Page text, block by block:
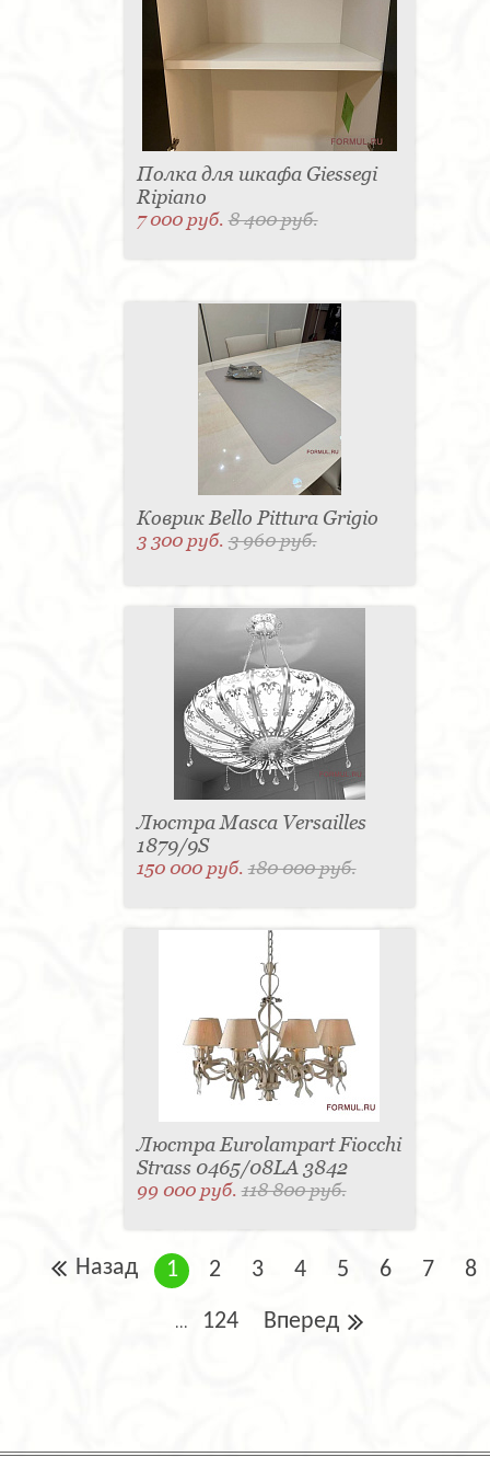
Полка для шкафа Giessegi
Ripiano
7 000 руб.8 400 руб.
Коврик Bello Pittura Grigio
3 300 руб.3 960 руб.
Люстра Masca Versailles
1879/9S
150 000 руб.180 000 руб.
Люстра Eurolampart Fiocchi
Strass 0465/08LA 3842
99 000 руб.118 800 руб.
Назад 1 2 3 4 5 6 7 8
... 124 Вперед